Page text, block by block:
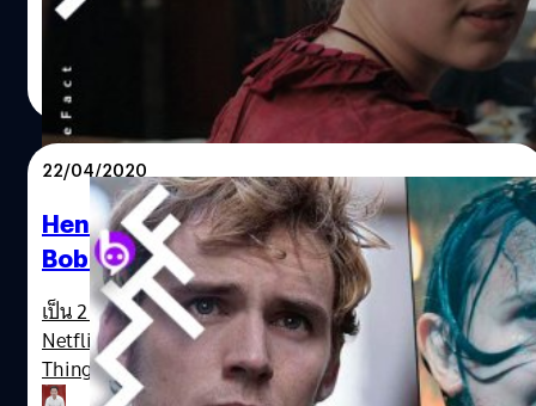
ภาพยนตร์ชื่อดัง เกี่ยวกับปัญหาด้านลิขสิทธิ์ และ
เครื่องหมายการค้า ในการสร้างภาพยนตร์ "Enola Holmes" ที่
มีกำหนดฉายในปี 2020 นี้ Enola Holmes ดัดแปลงจาก
หนังสือชุด The Enola Holmes Mysteries ของ Nancy
Springer (แนนซี สปริงเกอร์) นำแสดงโดย Millie Bobby
Brown (มิลลี บ็อบบี บราวน์) ในบท เอโนลา โฮมส์ น้องสาววัย
รุ่นของ เชอร์ล็อก โฮมส์ นักสืบชื่อดังแห่งกรุงลอนดอน ร่วม
ด้วย Henry Cavill (เฮนรี แควิลล์) ในบท เชอร์ล็อก โฮมส์,…
| 2232 days ago
Read More
22/04/2020
Henry Cavill เป็นเชอร์ล็อค โฮมส์ และ Millie
Bobby Brown เป็นน้องสาวในหนังนักสืบ
“Enola Holmes”
เป็น 2 นักแสดงดาวเด่นของซีรีส์ออริจินัลคอนเทนต์ของ
Netflix ทั้งคู่สำหรับ Millie Bobby Brown จาก Stranger
Things และซูเปอร์แมน Henry Cavill จาก The Witcher
รายงานล่าสุดเปิดเผยว่า พวกเขาทั้งคู่กำลังจะโคจรมาเจอกัน